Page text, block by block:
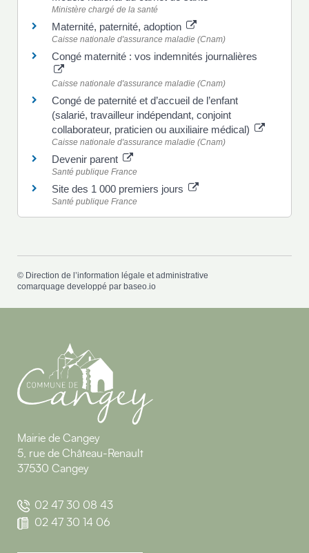
Ministère chargé de la santé
Maternité, paternité, adoption
Caisse nationale d'assurance maladie (Cnam)
Congé maternité : vos indemnités journalières
Caisse nationale d'assurance maladie (Cnam)
Congé de paternité et d’accueil de l’enfant
(salarié, travailleur indépendant, conjoint
collaborateur, praticien ou auxiliaire médical)
Caisse nationale d'assurance maladie (Cnam)
Devenir parent
Santé publique France
Site des 1 000 premiers jours
Santé publique France
© Direction de l’information légale et administrative
comarquage developpé par baseo.io
Mairie de Cangey
5, rue de Château-Renault
37530 Cangey
02 47 30 08 43
02 47 30 14 06